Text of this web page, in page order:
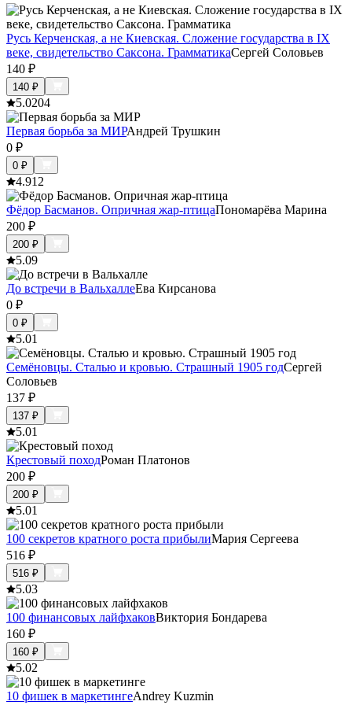
Русь Керченская, а не Киевская. Сложение государства в IX
веке, свидетельство Саксона. ГрамматикаСергей Соловьев
140 ₽
140 ₽
5.0204
Первая борьба за МИРАндрей Трушкин
0 ₽
0 ₽
4.912
Фёдор Басманов. Опричная жар-птицаПономарёва Марина
200 ₽
200 ₽
5.09
До встречи в ВальхаллеЕва Кирсанова
0 ₽
0 ₽
5.01
Семёновцы. Сталью и кровью. Страшный 1905 годСергей
Соловьев
137 ₽
137 ₽
5.01
Крестовый походРоман Платонов
200 ₽
200 ₽
5.01
100 секретов кратного роста прибылиМария Сергеева
516 ₽
516 ₽
5.03
100 финансовых лайфхаковВиктория Бондарева
160 ₽
160 ₽
5.02
10 фишек в маркетингеAndrey Kuzmin